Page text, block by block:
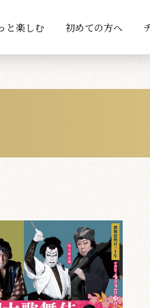
と楽しむ 初めての方へ